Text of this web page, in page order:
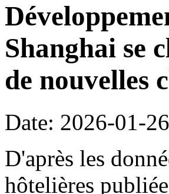
Shanghai se
de nouvelles
Date: 2026-01-26
D'après les
hôtelières